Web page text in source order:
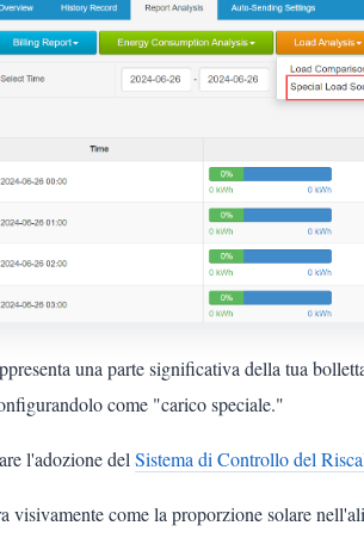
una parte significativa della tua
come "carico speciale."
l'adozione del Sistema di Controllo del
visivamente come la proporzione solare